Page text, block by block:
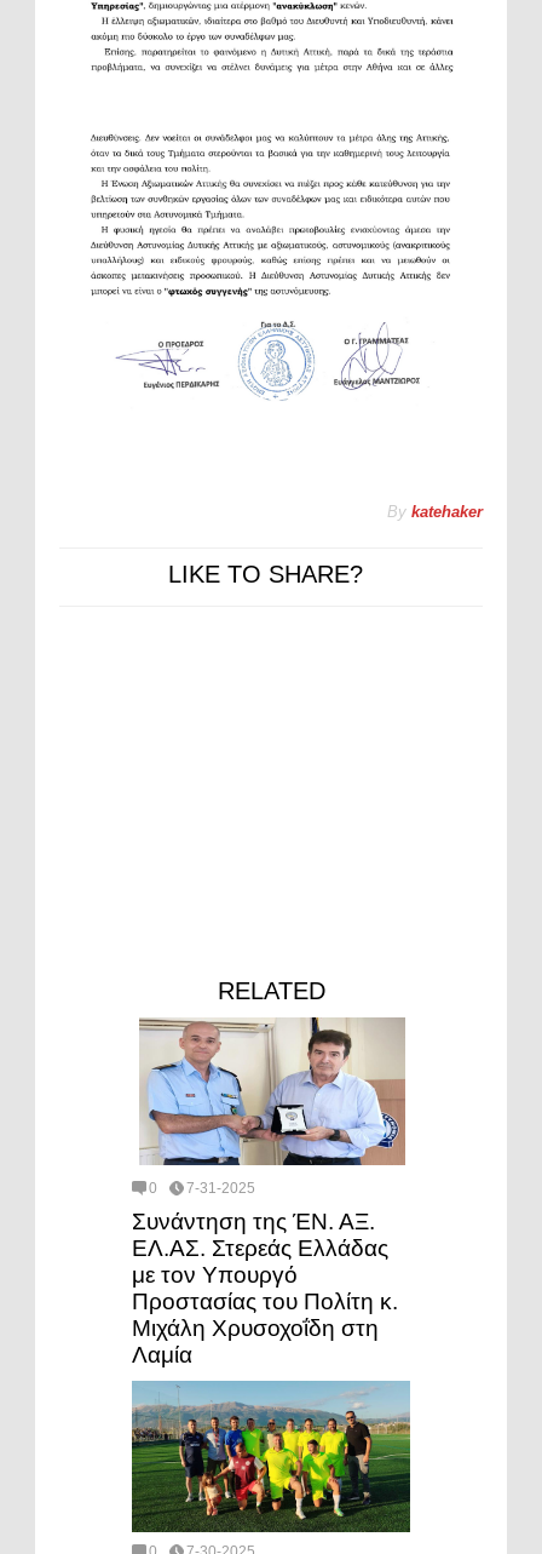
By katehaker
LIKE TO SHARE?
RELATED
0 7-31-2025
Συνάντηση της ΈΝ. ΑΞ.
ΕΛ.ΑΣ. Στερεάς Ελλάδας
με τον Υπουργό
Προστασίας του Πολίτη κ.
Μιχάλη Χρυσοχοΐδη στη
Λαμία